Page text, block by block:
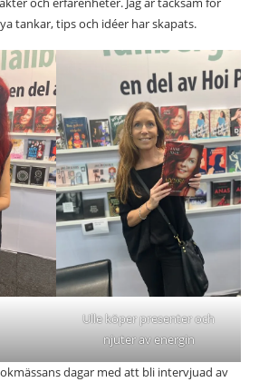
tankar, tips och idéer har skapats.
Ulle köper presenter och
njuter av energin
dagar med att bli intervjuad av